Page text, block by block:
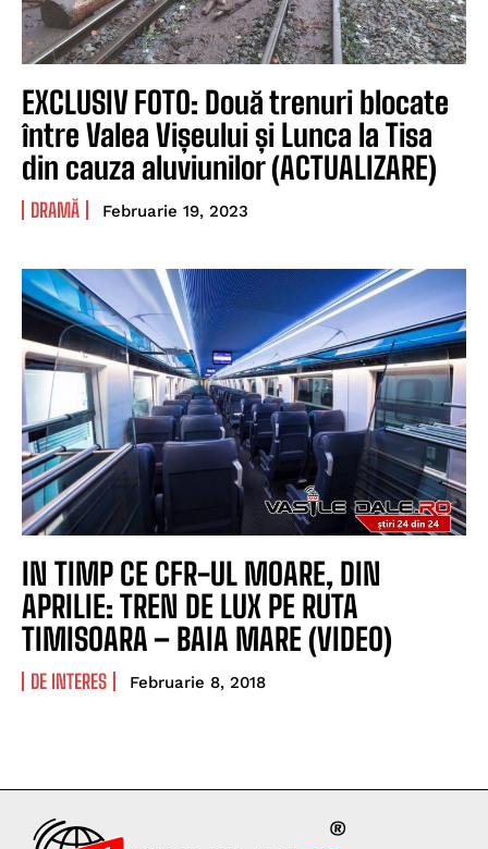
EXCLUSIV FOTO: Două trenuri blocate
între Valea Vișeului și Lunca la Tisa
din cauza aluviunilor (ACTUALIZARE)
DRAMĂ Februarie 19, 2023
IN TIMP CE CFR-UL MOARE, DIN
APRILIE: TREN DE LUX PE RUTA
TIMISOARA – BAIA MARE (VIDEO)
DE INTERES Februarie 8, 2018